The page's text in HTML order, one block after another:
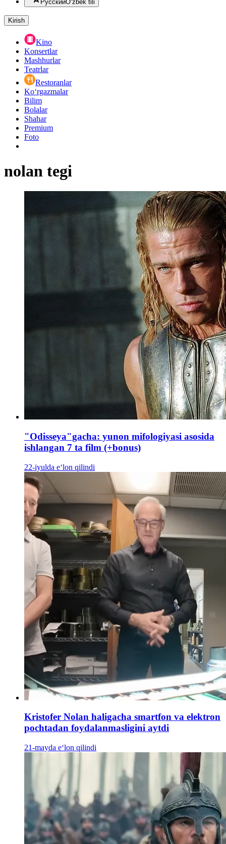
РусскийO‘zbek tili
Kirish
Kino
Konsertlar
Mashhurlar
Teatrlar
Restoranlar
Ko‘rgazmalar
Bilim
Bolalar
Shahar
Premium
Foto
nolan tegi
"Odisseya"gacha: yunon mifologiyasi asosida
ishlangan 7 ta film (+bonus)
22-iyulda e‘lon qilindi
Kristofer Nolan haligacha smartfon va elektron
pochtadan foydalanmasligini aytdi
21-mayda e‘lon qilindi